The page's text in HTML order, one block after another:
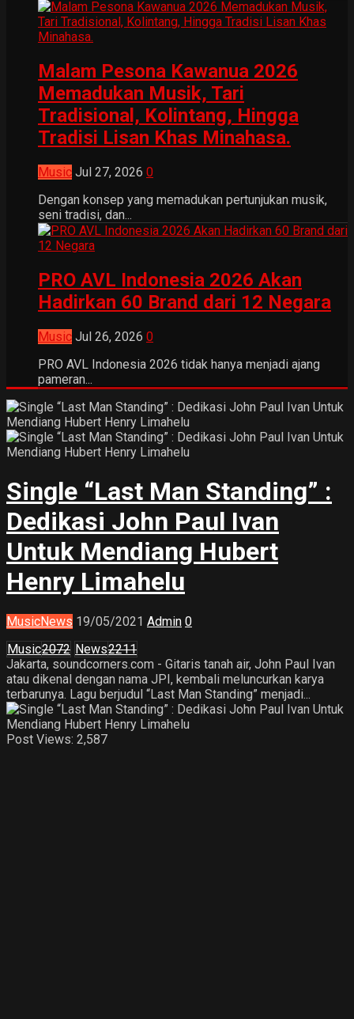
Malam Pesona Kawanua 2026
Memadukan Musik, Tari
Tradisional, Kolintang, Hingga
Tradisi Lisan Khas Minahasa.
Music Jul 27, 2026 0
Dengan konsep yang memadukan pertunjukan musik,
seni tradisi, dan...
PRO AVL Indonesia 2026 Akan
Hadirkan 60 Brand dari 12 Negara
Music Jul 26, 2026 0
PRO AVL Indonesia 2026 tidak hanya menjadi ajang
pameran...
Single “Last Man Standing” :
Dedikasi John Paul Ivan
Untuk Mendiang Hubert
Henry Limahelu
MusicNews 19/05/2021 Admin 0
Music2072 News2211
Jakarta, soundcorners.com - Gitaris tanah air, John Paul Ivan
atau dikenal dengan nama JPI, kembali meluncurkan karya
terbarunya. Lagu berjudul “Last Man Standing” menjadi...
Post Views: 2,587